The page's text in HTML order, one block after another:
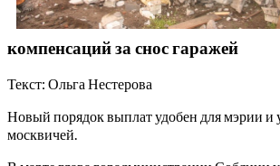
компенсаций за снос гаражей
Текст: Ольга Нестерова
Новый порядок выплат удобен для мэрии и
москвичей.